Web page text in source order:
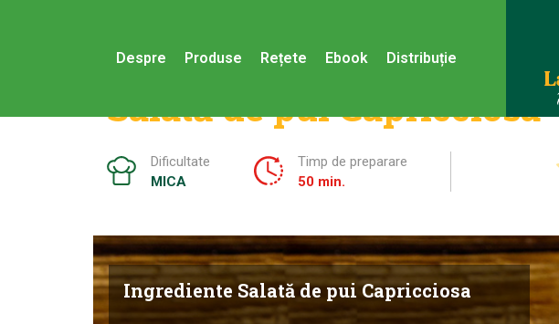
Despre Produse Rețete Ebook Distribuție
Salată de pui Capricciosa
Dificultate
MICA
Timp de preparare
50 min.
Ingrediente Salată de pui Capricciosa